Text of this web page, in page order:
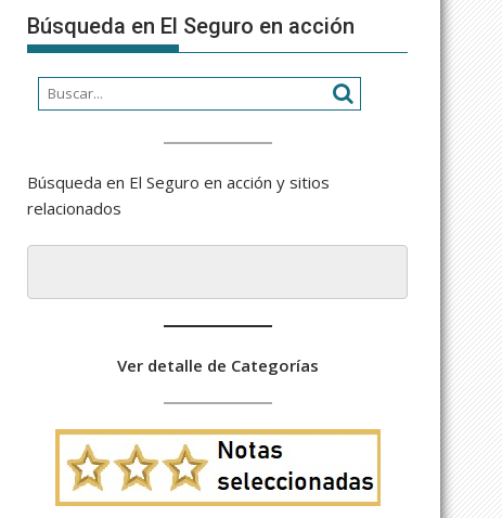
Búsqueda en El Seguro en acción
Búsqueda en El Seguro en acción y sitios
relacionados
Ver detalle de Categorías